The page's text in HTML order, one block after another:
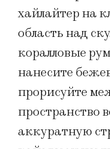
хайлайтер на
область над
коралловые
нанесите
прорисуйте
пространство
аккуратную